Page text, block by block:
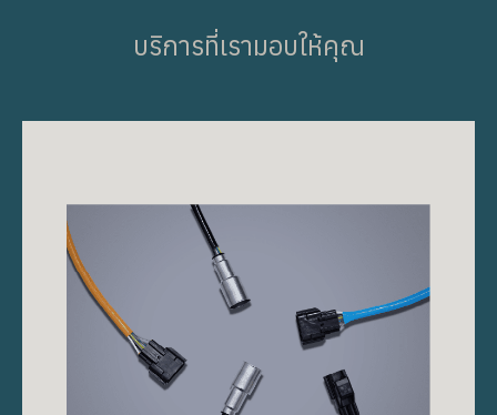
บริการที่เรามอบให้คุณ